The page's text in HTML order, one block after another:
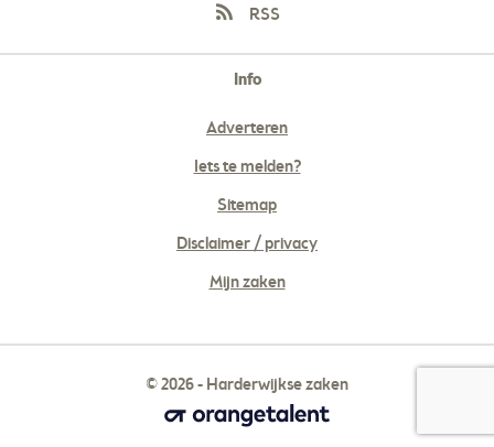
RSS
Info
Adverteren
Iets te melden?
Sitemap
Disclaimer / privacy
Mijn zaken
© 2026 - Harderwijkse zaken